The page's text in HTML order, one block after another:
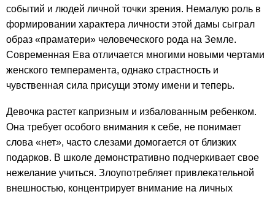
событий и людей личной точки зрения. Немалую роль в
формировании характера личности этой дамы сыграл
образ «праматери» человеческого рода на Земле.
Современная Ева отличается многими новыми чертами
женского темперамента, однако страстность и
чувственная сила присущи этому имени и теперь.
Девочка растет капризным и избалованным ребенком.
Она требует особого внимания к себе, не понимает
слова «нет», часто слезами домогается от близких
подарков. В школе демонстративно подчеркивает свое
нежелание учиться. Злоупотребляет привлекательной
внешностью, концентрирует внимание на личных